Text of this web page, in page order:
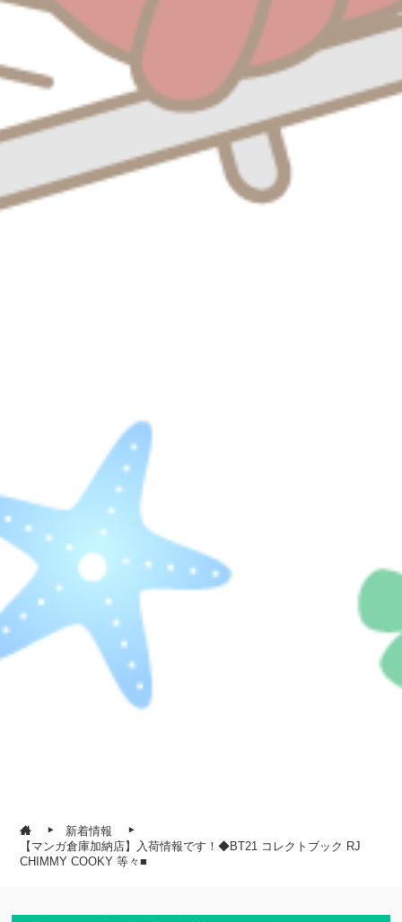
新着情報
【マンガ倉庫加納店】入荷情報です！◆BT21 コレクトブック RJ
CHIMMY COOKY 等々■